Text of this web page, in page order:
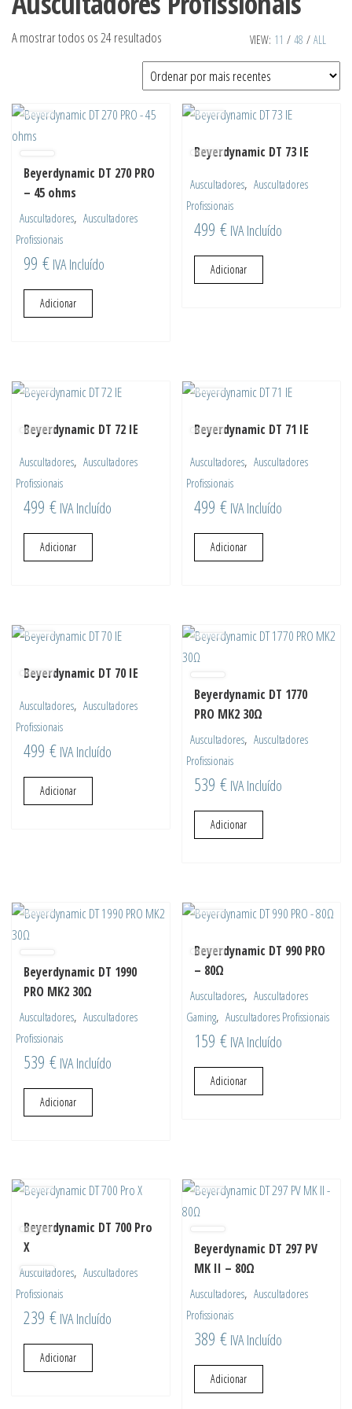
VIEW: 11 / 48 / ALL
A mostrar todos os 24 resultados
por
mais
recentes
Beyerdynamic DT 270 PRO
– 45 ohms
Auscultadores, Auscultadores
Profissionais
99 € IVA Incluído
Adicionar
Beyerdynamic DT 73 IE
Auscultadores, Auscultadores
Profissionais
499€ IVA Incluído
Adicionar
Beyerdynamic DT 72 IE
Auscultadores, Auscultadores
Profissionais
499 € IVA Incluído
Adicionar
Beyerdynamic DT 71 IE
Auscultadores, Auscultadores
Profissionais
499€ IVA Incluído
Adicionar
Beyerdynamic DT 70 IE
Auscultadores, Auscultadores
Profissionais
499 € IVA Incluído
Adicionar
Beyerdynamic DT 1770
PRO MK2 30Ω
Auscultadores, Auscultadores
Profissionais
539€ IVA Incluído
Adicionar
Beyerdynamic DT 1990
PRO MK2 30Ω
Auscultadores, Auscultadores
Profissionais
539 € IVA Incluído
Adicionar
Beyerdynamic DT 990 PRO
– 80Ω
Auscultadores, Auscultadores
Gaming, Auscultadores Profissionais
159€ IVA Incluído
Adicionar
Beyerdynamic DT 700 Pro
X
Auscultadores, Auscultadores
Profissionais
239 € IVA Incluído
Adicionar
Beyerdynamic DT 297 PV
MK II – 80Ω
Auscultadores, Auscultadores
Profissionais
389€ IVA Incluído
Adicionar